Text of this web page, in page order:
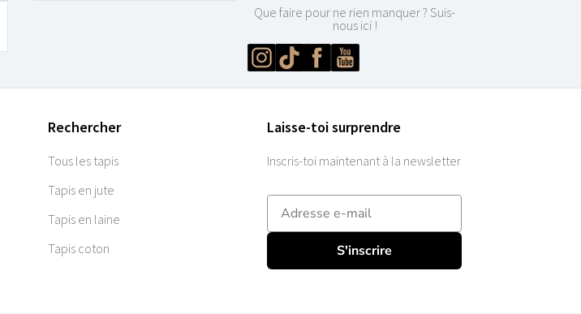
Que faire pour ne rien manquer ? Suis-
nous ici !
Rechercher
Tous les tapis
Tapis en jute
Tapis en laine
Tapis coton
Laisse-toi surprendre
Inscris-toi maintenant à la newsletter
E-mailadres
S'inscrire